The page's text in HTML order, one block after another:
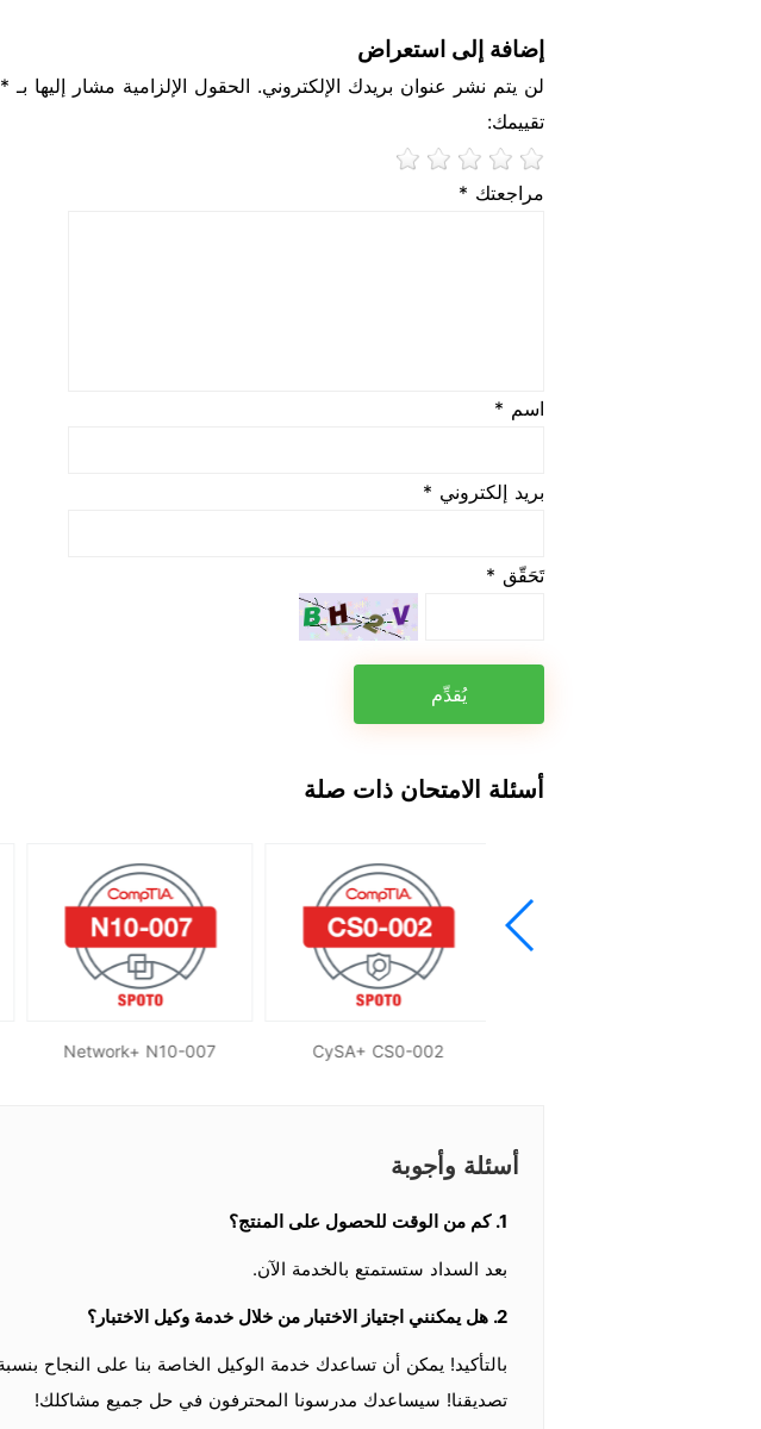
إضافة إلى استعراض
لن يتم نشر عنوان بريدك الإلكتروني. الحقول الإلزامية مشار إليها بـ *
تقييمك:
مراجعتك *
اسم *
بريد إلكتروني *
تَحَقّق *
يُقدِّم
أسئلة الامتحان ذات صلة
CySA+ CS0-002
Network+ N10-007
أسئلة وأجوبة
1. كم من الوقت للحصول على المنتج؟
بعد السداد ستستمتع بالخدمة الآن.
2. هل يمكنني اجتياز الاختبار من خلال خدمة وكيل الاختبار؟
تصديقنا! سيساعدك مدرسونا المحترفون في حل جميع مشاكلك!